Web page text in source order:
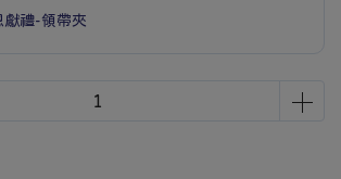
禮-領帶夾